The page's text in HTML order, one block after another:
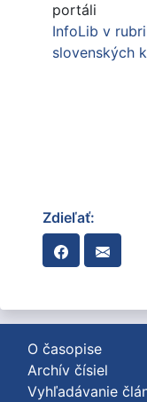
portáli
InfoLib v
slovenských
Zdieľať:
O časopise
Archív čísiel
Vyhľadávanie